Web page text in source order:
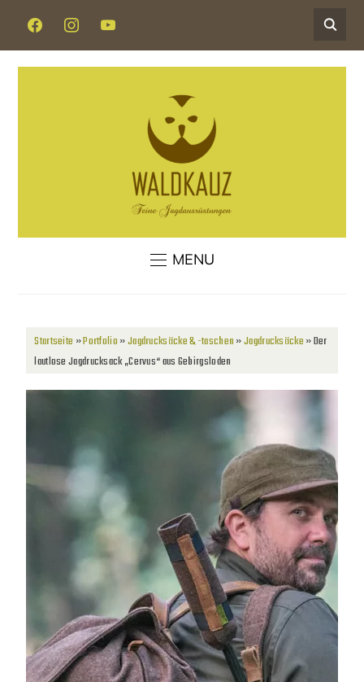
MENU
Startseite»Portfolio»Jagdrucksäcke & -taschen»Jagdrucksäcke»Der
lautlose Jagdrucksack „Cervus“ aus Gebirgsloden